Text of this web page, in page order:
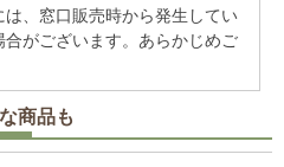
、窓口販売時から発生してい
がございます。あらかじめご
商品も